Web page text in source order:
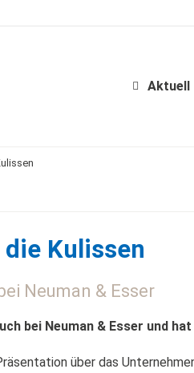
Aktuell
Kulissen
Neuman & Esser
bei Neuman & Esser und
über das